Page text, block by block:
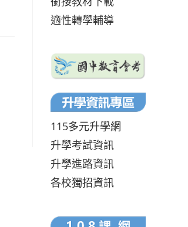
適性轉學輔導
115多元升學網
升學考試資訊
升學進路資訊
各校獨招資訊